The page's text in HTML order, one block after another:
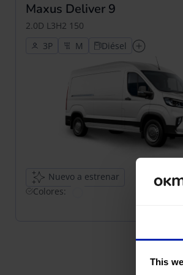
This
Maxus Deliver 9
2.0D L3H2 150
3
Diésel
Nuevo a estrenar
Colores: